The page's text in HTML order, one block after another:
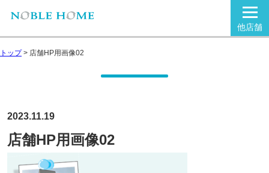
他店舗
トップ> 店舗HP用画像02
2023.11.19
店舗HP用画像02